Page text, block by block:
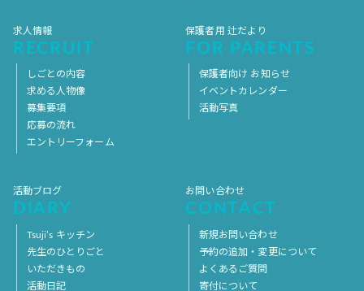
求人情報
RECRUIT
しごとの内容
求める人物像
募集要項
応募の流れ
エントリーフォーム
保護者用 辻だより
FOR PARENTS
保護者向け お知らせ
イベントカレンダー
活動写真
活動ブログ
DIARY
Tsuji’s キッチン
先生のひとりごと
いただきもの
活動日記
お問い合わせ
CONTACT
新規お問い合わせ
予約の追加・変更について
よくあるご質問
寄付について